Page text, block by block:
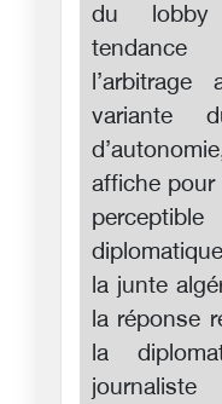
du lobby
l’arbitrage
variante
affiche pour
la junte
la réponse
la